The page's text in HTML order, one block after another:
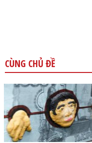
CÙNG CHỦ ĐỀ